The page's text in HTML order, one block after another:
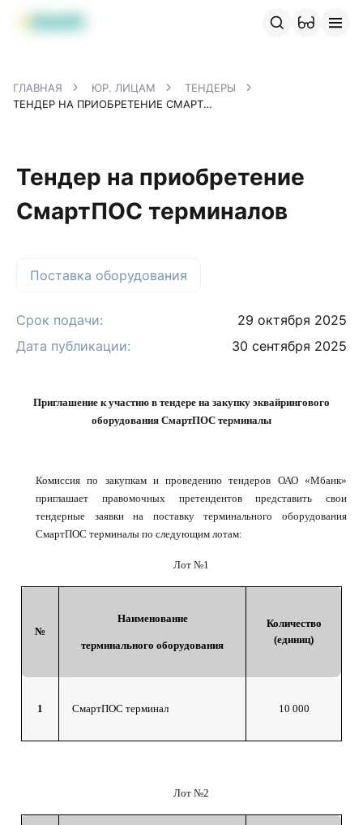
Продукты MBANK
ГЛАВНАЯ ЮР. ЛИЦАМ
ТЕНДЕРЫ
ТЕНДЕР НА ПРИОБРЕТЕНИЕ СМАРТПОС ТЕРМИНАЛОВ
Тендер на приобретение
СмартПОС терминалов
Поставка оборудования
Срок подачи:
29 октября 2025
Дата публикации:
30 сентября 2025
Приглашение к участию в тендере на закупку эквайрингового
оборудования СмартПОС терминалы
Комиссия по закупкам и проведению тендеров ОАО «Мбанк»
приглашает правомочных претендентов представить свои
тендерные заявки на поставку терминального оборудования
СмартПОС терминалы по следующим лотам:
Лот №1
№
Наименование
терминального оборудования
Количество
(единиц)
1 СмартПОС терминал 10 000
Лот №2